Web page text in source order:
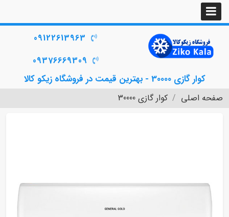
کوار گازی 30000 - بهترین قیمت در فروشگاه زیکو کالا
09122613963
09376669309
صفحه اصلی کوار گازی 30000